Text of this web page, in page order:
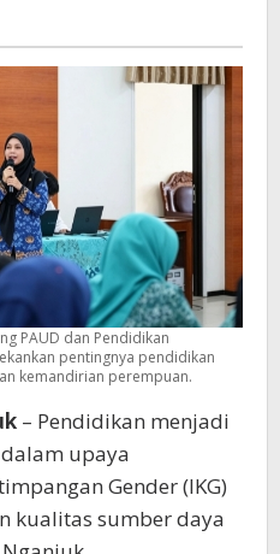
Sekolah
Tinggi
PAUD dan Pendidikan
pentingnya pendidikan
kemandirian perempuan.
– Pendidikan menjadi
upaya
Gender (IKG)
kualitas sumber daya